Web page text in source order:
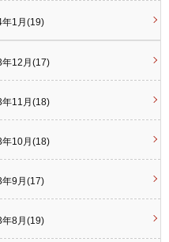
1月(19)
年12月(17)
年11月(18)
年10月(18)
9月(17)
8月(19)